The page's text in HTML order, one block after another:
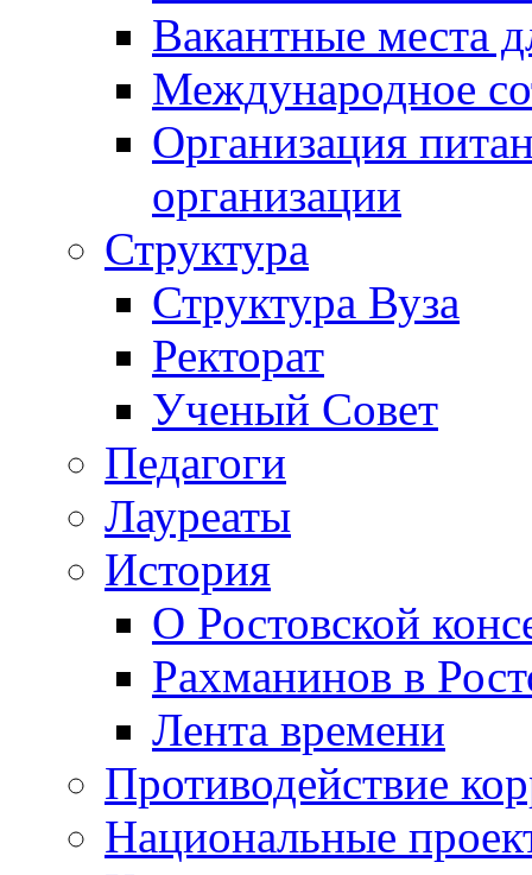
Вакантные места
Международное
Организация
организации
Структура
Структура Вуза
Ректорат
Ученый Совет
Педагоги
Лауреаты
История
О Ростовской
Рахманинов в
Лента времени
Противодействие
Национальные